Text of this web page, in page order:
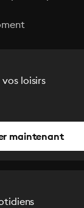
loisirs
maintenant